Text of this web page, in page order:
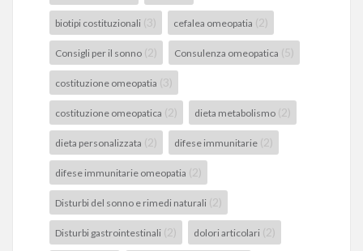
biotipi costituzionali (3) cefalea omeopatia (2)
Consigli per il sonno (2) Consulenza omeopatica (5)
costituzione omeopatia (3)
costituzione omeopatica (2) dieta metabolismo (2)
dieta personalizzata (2) difese immunitarie (2)
difese immunitarie omeopatia (2)
Disturbi del sonno e rimedi naturali (2)
Disturbi gastrointestinali (2) dolori articolari (2)